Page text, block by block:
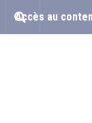
Accès au